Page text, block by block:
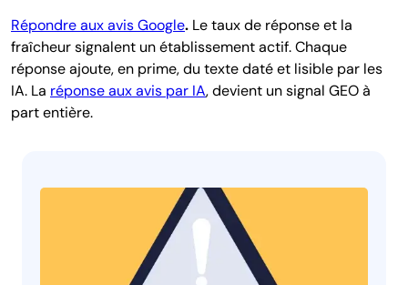
Répondre aux avis Google. Le taux de réponse et la
fraîcheur signalent un établissement actif. Chaque
réponse ajoute, en prime, du texte daté et lisible par les
IA. La réponse aux avis par IA, devient un signal GEO à
part entière.